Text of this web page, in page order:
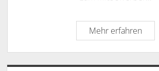
Mehr erfahren
in
Wie